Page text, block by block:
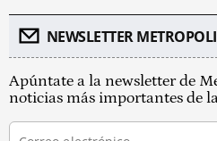
NEWSLETTER METROPOLI
Apúntate a la newsletter de
noticias más importantes de